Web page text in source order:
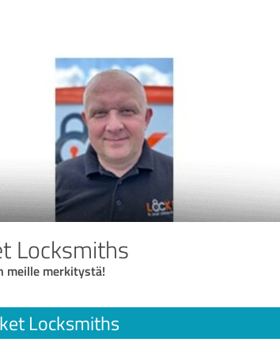
Locksmiths
meille merkitystä!
Locksmiths